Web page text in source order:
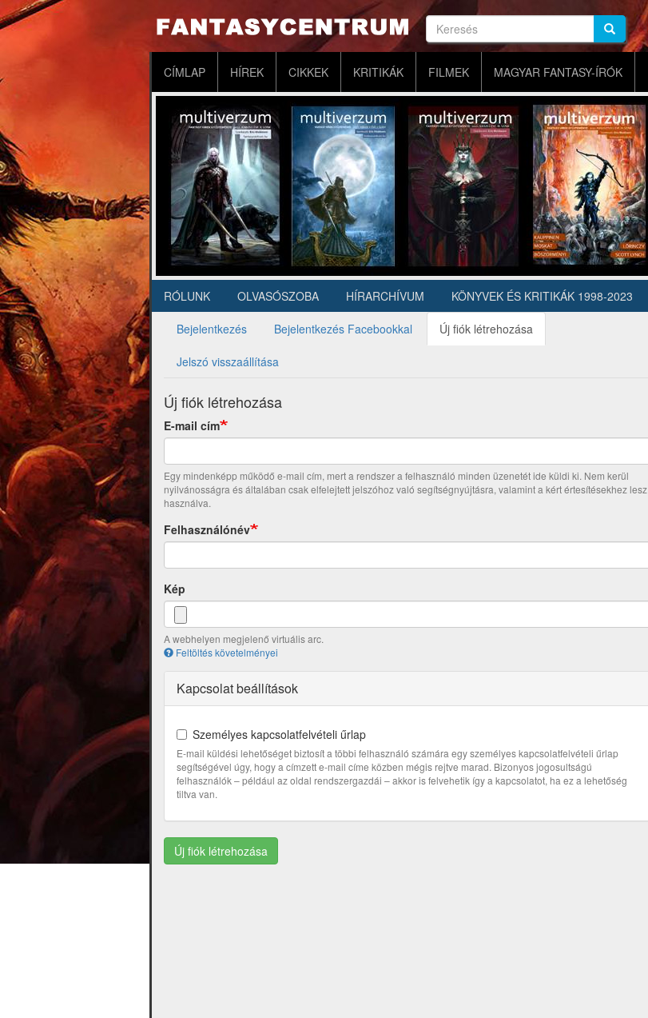
Ugrás
tartalomra
Keresés
Keresés Keresés
Fő
navigáció
CÍMLAP HÍREK CIKKEK KRITIKÁK FILMEK MAGYAR FANTASY-ÍRÓK
Másodlagos
navigáció
RÓLUNK OLVASÓSZOBA HÍRARCHÍVUM KÖNYVEK ÉS KRITIKÁK 1998-2023
Elsődleges
Bejelentkezés Bejelentkezés Facebookkal Új fiók létrehozása
Jelszó visszaállítása
Új fiók létrehozása
E-mail cím
Egy mindenképp működő e-mail cím, mert a rendszer a felhasználó minden üzenetét ide küldi ki. Nem kerül
nyilvánosságra és általában csak elfelejtett jelszóhoz való segítségnyújtásra, valamint a kért értesítésekhez lesz
használva.
Felhasználónév
Kép
A webhelyen megjelenő virtuális arc.
Feltöltés követelményei
Kapcsolat beállítások
Személyes kapcsolatfelvételi űrlap
E-mail küldési lehetőséget biztosít a többi felhasználó számára egy személyes kapcsolatfelvételi űrlap
segítségével úgy, hogy a címzett e-mail címe közben mégis rejtve marad. Bizonyos jogosultságú
felhasználók – például az oldal rendszergazdái – akkor is felvehetik így a kapcsolatot, ha ez a lehetőség
tiltva van.
Új fiók létrehozása